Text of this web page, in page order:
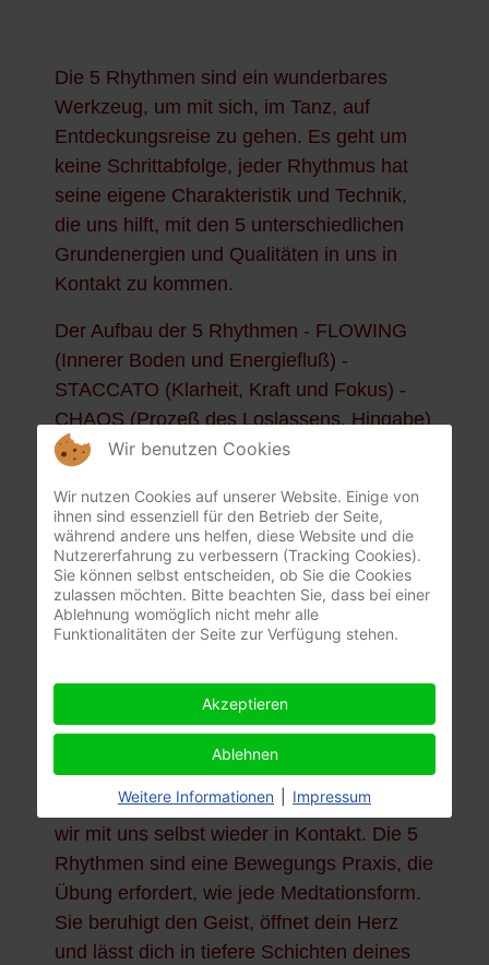
Die 5 Rhythmen sind ein wunderbares
Werkzeug, um mit sich, im Tanz, auf
Entdeckungsreise zu gehen. Es geht um
keine Schrittabfolge, jeder Rhythmus hat
seine eigene Charakteristik und Technik,
die uns hilft, mit den 5 unterschiedlichen
Grundenergien und Qualitäten in uns in
Kontakt zu kommen.
Der Aufbau der 5 Rhythmen - FLOWING
(Innerer Boden und Energiefluß) -
STACCATO (Klarheit, Kraft und Fokus) -
CHAOS (Prozeß des Loslassens, Hingabe)
- LYRICAL (Leichtigkeit und Kreativität) -
einer Welle "Wave" genannt, die
energetisch heranrollt, ansteigt, bricht,
verspielt ausrollt und schließlich zur Ruhe
kommt.
Wie oft sind wir unserem eigenen Kopfkino
ausgeliefert? Unser Verstand läuft auf
Hochtouren, unsere Bewegungen laufen
auf Autopilot. Erst wenn wir Bewusstheit
erfahren, im Körper und im Geist, kommen
wir mit uns selbst wieder in Kontakt. Die 5
Rhythmen sind eine Bewegungs Praxis, die
Übung erfordert, wie jede Medtationsform.
Sie beruhigt den Geist, öffnet dein Herz
und lässt dich in tiefere Schichten deines
Wir benutzen Cookies
Wir nutzen Cookies auf unserer Website. Einige von
ihnen sind essenziell für den Betrieb der Seite,
während andere uns helfen, diese Website und die
Nutzererfahrung zu verbessern (Tracking Cookies).
Sie können selbst entscheiden, ob Sie die Cookies
zulassen möchten. Bitte beachten Sie, dass bei einer
Ablehnung womöglich nicht mehr alle
Funktionalitäten der Seite zur Verfügung stehen.
Akzeptieren
Ablehnen
Weitere Informationen Impressum